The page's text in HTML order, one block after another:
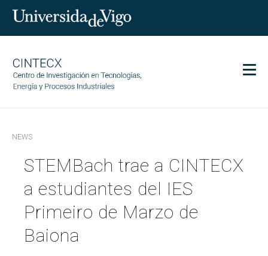
Research
Transfer
Services
Science and society
Equality
NEWS
STEMBach trae a CINTECX
a estudiantes del IES
Primeiro de Marzo de
Baiona